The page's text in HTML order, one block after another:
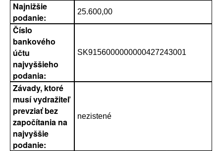
Najnižšie
podanie:
25.600,00
Číslo
bankového
účtu
najvyššieho
podania:
SK9156000000000427243001
Závady, ktoré
musí vydražiteľ
prevziať bez
započítania na
najvyššie
podanie:
nezistené